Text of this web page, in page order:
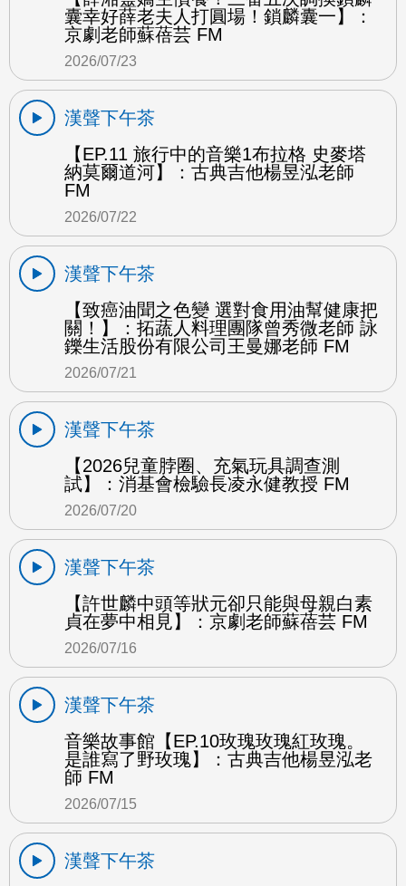
囊幸好薛老夫人打圓場！鎖麟囊一】：
京劇老師蘇蓓芸 FM
2026/07/23
漢聲下午茶
【EP.11 旅行中的音樂1布拉格 史麥塔
納莫爾道河】：古典吉他楊昱泓老師
FM
2026/07/22
漢聲下午茶
【致癌油聞之色變 選對食用油幫健康把
關！】：拓蔬人料理團隊曾秀微老師 詠
鑠生活股份有限公司王曼娜老師 FM
2026/07/21
漢聲下午茶
【2026兒童脖圈、充氣玩具調查測
試】：消基會檢驗長凌永健教授 FM
2026/07/20
漢聲下午茶
【許世麟中頭等狀元卻只能與母親白素
貞在夢中相見】：京劇老師蘇蓓芸 FM
2026/07/16
漢聲下午茶
音樂故事館【EP.10玫瑰玫瑰紅玫瑰。
是誰寫了野玫瑰】：古典吉他楊昱泓老
師 FM
2026/07/15
漢聲下午茶